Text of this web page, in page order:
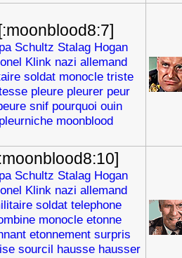
Schultz Stalag Hogan
Klink nazi allemand
soldat monocle triste
pleure pleurer peur
snif pourquoi ouin
pleurniche moonblood
Schultz Stalag Hogan
Klink nazi allemand
soldat telephone
monocle etonne
etonnement surpris
sourcil hausse hausser